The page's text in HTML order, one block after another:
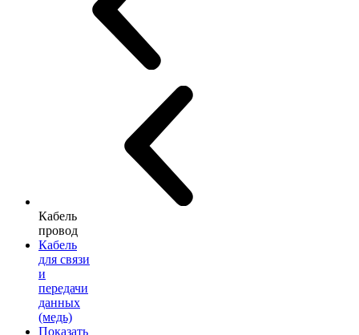
Кабель
провод
Кабель
для связи
и
передачи
данных
(медь)
Показать